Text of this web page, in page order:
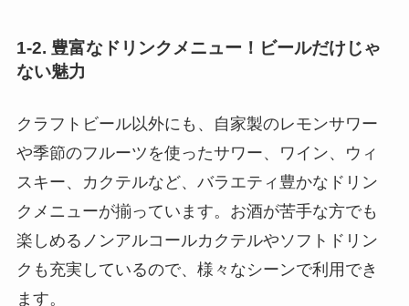
1-2. 豊富なドリンクメニュー！ビールだけじゃ
ない魅力
クラフトビール以外にも、自家製のレモンサワー
や季節のフルーツを使ったサワー、ワイン、ウィ
スキー、カクテルなど、バラエティ豊かなドリン
クメニューが揃っています。お酒が苦手な方でも
楽しめるノンアルコールカクテルやソフトドリン
クも充実しているので、様々なシーンで利用でき
ます。